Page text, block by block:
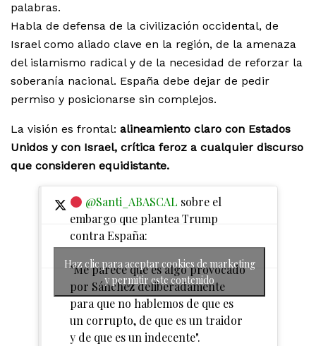
palabras.
Habla de defensa de la civilización occidental, de
Israel como aliado clave en la región, de la amenaza
del islamismo radical y de la necesidad de reforzar la
soberanía nacional. España debe dejar de pedir
permiso y posicionarse sin complejos.
La visión es frontal: alineamiento claro con Estados
Unidos y con Israel, crítica feroz a cualquier discurso
que consideren equidistante.
@Santi_ABASCAL sobre el
embargo que plantea Trump
contra España:
"Me parece que es algo provocado
por Sánchez deliberadamente
para que no hablemos de que es
un corrupto, de que es un traidor
y de que es un indecente".
Haz clic para aceptar cookies de marketing
y permitir este contenido